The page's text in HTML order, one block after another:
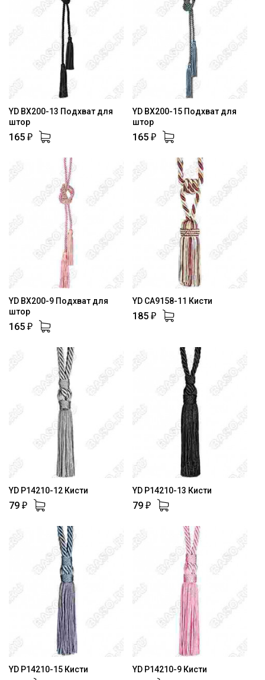
YD BX200-13 Подхват для
штор
165 ₽
YD BX200-15 Подхват для
штор
165 ₽
YD BX200-9 Подхват для
штор
165 ₽
YD CA9158-11 Кисти
185 ₽
YD P14210-12 Кисти
79 ₽
YD P14210-13 Кисти
79 ₽
YD P14210-15 Кисти YD P14210-9 Кисти